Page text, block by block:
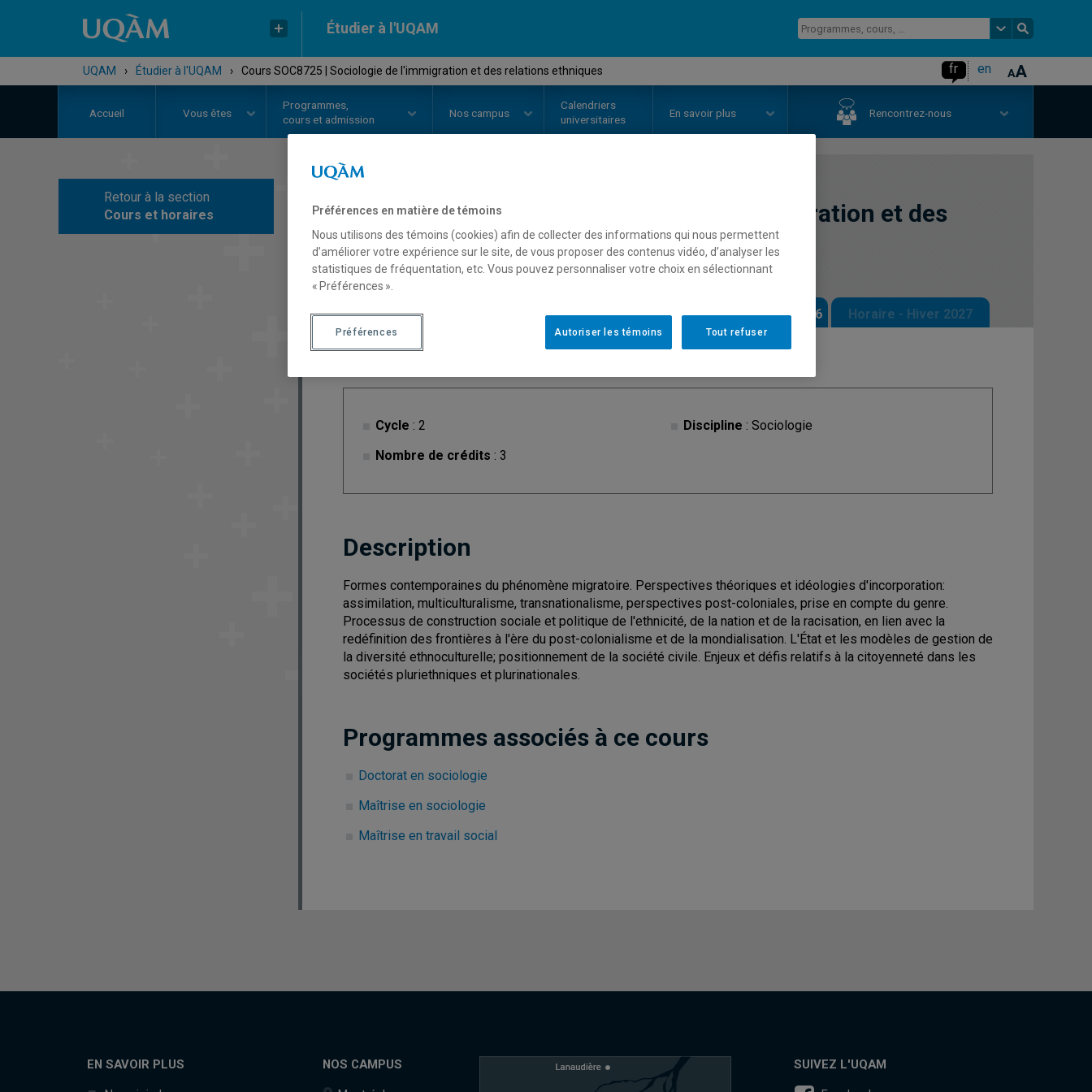
Étudier à l'UQAM
UQAM › Étudier à l'UQAM › Cours SOC8725 | Sociologie de l'immigration et des relations ethniques fr en
Accueil Vous êtes
Programmes,
cours et admission
Nos campus
Calendriers
universitaires
En savoir plus Rencontrez-nous
Retour à la section
Cours et horaires
COURS// SOC8725
Sociologie de l'immigration et des
relations ethniques
Description Horaire - Été 2026 Horaire - Automne 2026 Horaire - Hiver 2027
Cycle : 2
Nombre de crédits : 3
Discipline : Sociologie
Description
Formes contemporaines du phénomène migratoire. Perspectives théoriques et idéologies d'incorporation:
assimilation, multiculturalisme, transnationalisme, perspectives post-coloniales, prise en compte du genre.
Processus de construction sociale et politique de l'ethnicité, de la nation et de la racisation, en lien avec la
redéfinition des frontières à l'ère du post-colonialisme et de la mondialisation. L'État et les modèles de gestion de
la diversité ethnoculturelle; positionnement de la société civile. Enjeux et défis relatifs à la citoyenneté dans les
sociétés pluriethniques et plurinationales.
Programmes associés à ce cours
Doctorat en sociologie
Maîtrise en sociologie
Maîtrise en travail social
EN SAVOIR PLUS NOS CAMPUS SUIVEZ L'UQAM
Préférences en matière de témoins
Nous utilisons des témoins (cookies) afin de collecter des informations qui nous permettent
d’améliorer votre expérience sur le site, de vous proposer des contenus vidéo, d’analyser les
statistiques de fréquentation, etc. Vous pouvez personnaliser votre choix en sélectionnant
« Préférences ».
Tout refuser
Autoriser les témoins
Préférences